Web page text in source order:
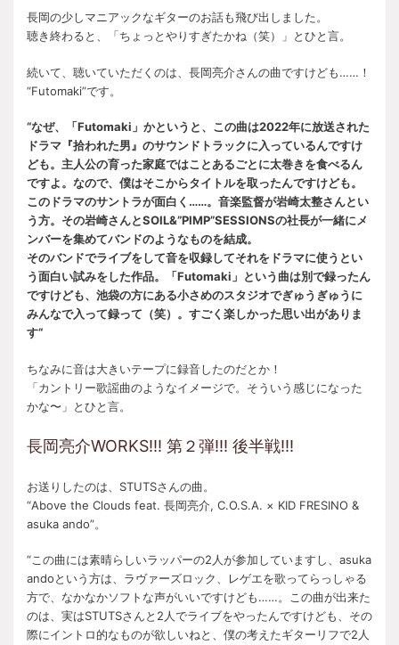
長岡の少しマニアックなギターのお話も飛び出しました。
聴き終わると、「ちょっとやりすぎたかね（笑）」とひと言。
続いて、聴いていただくのは、長岡亮介さんの曲ですけども……！
“Futomaki”です。
“なぜ、「Futomaki」かというと、この曲は2022年に放送された
ドラマ『拾われた男』のサウンドトラックに入っているんですけ
ども。主人公の育った家庭ではことあるごとに太巻きを食べるん
ですよ。なので、僕はそこからタイトルを取ったんですけども。
このドラマのサントラが面白く……。音楽監督が岩崎太整さんとい
う方。その岩崎さんとSOIL&”PIMP”SESSIONSの社長が一緒にメ
ンバーを集めてバンドのようなものを結成。
そのバンドでライブをして音を収録してそれをドラマに使うとい
う面白い試みをした作品。「Futomaki」という曲は別で録ったん
ですけども、池袋の方にある小さめのスタジオでぎゅうぎゅうに
みんなで入って録って（笑）。すごく楽しかった思い出がありま
す“
ちなみに音は大きいテープに録音したのだとか！
「カントリー歌謡曲のようなイメージで。そういう感じになった
かな〜」とひと言。
長岡亮介WORKS!!! 第２弾!!! 後半戦!!!
お送りしたのは、STUTSさんの曲。
“Above the Clouds feat. 長岡亮介, C.O.S.A. × KID FRESINO &
asuka ando”。
“この曲には素晴らしいラッパーの2人が参加していますし、asuka
andoという方は、ラヴァーズロック、レゲエを歌ってらっしゃる
方で、なかなかソフトな声がいいですけども……。この曲が出来た
のは、実はSTUTSさんと2人でライブをやったんですけども、その
際にイントロ的なものが欲しいねと、僕の考えたギターリフで2人